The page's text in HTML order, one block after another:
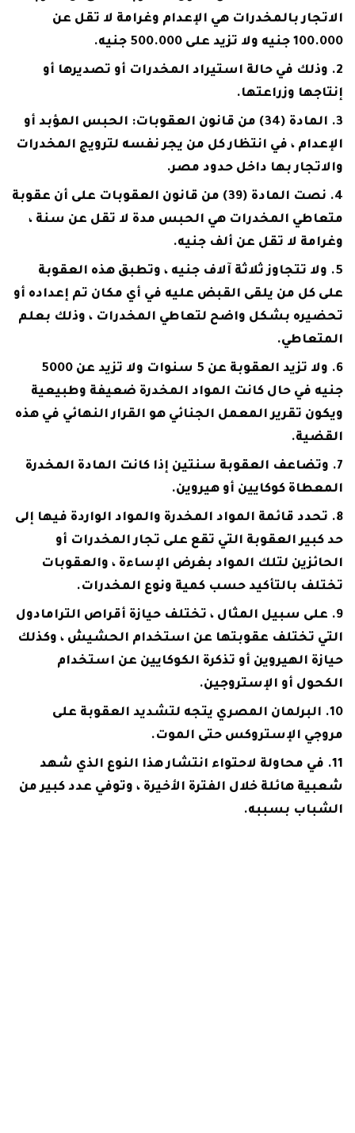
الاتجار بالمخدرات هي الإعدام وغرامة لا تقل عن
100.000 جنيه ولا تزيد على 500.000 جنيه.
وذلك في حالة استيراد المخدرات أو تصديرها أو
إنتاجها وزراعتها.
المادة (34) من قانون العقوبات: الحبس المؤبد أو
الإعدام ، في انتظار كل من يجر نفسه لترويج المخدرات
والاتجار بها داخل حدود مصر.
نصت المادة (39) من قانون العقوبات على أن عقوبة
متعاطي المخدرات هي الحبس مدة لا تقل عن سنة ،
وغرامة لا تقل عن ألف جنيه.
ولا تتجاوز ثلاثة آلاف جنيه ، وتطبق هذه العقوبة
على كل من يلقى القبض عليه في أي مكان تم إعداده أو
تحضيره بشكل واضح لتعاطي المخدرات ، وذلك بعلم
المتعاطي.
ولا تزيد العقوبة عن 5 سنوات ولا تزيد عن 5000
جنيه في حال كانت المواد المخدرة ضعيفة وطبيعية
ويكون تقرير المعمل الجنائي هو القرار النهائي في هذه
القضية.
وتضاعف العقوبة سنتين إذا كانت المادة المخدرة
المعطاة كوكايين أو هيروين.
تحدد قائمة المواد المخدرة والمواد الواردة فيها إلى
حد كبير العقوبة التي تقع على تجار المخدرات أو
الحائزين لتلك المواد بغرض الإساءة ، والعقوبات
تختلف بالتأكيد حسب كمية ونوع المخدرات.
على سبيل المثال ، تختلف حيازة أقراص الترامادول
التي تختلف عقوبتها عن استخدام الحشيش ، وكذلك
حيازة الهيروين أو تذكرة الكوكايين عن استخدام
الكحول أو الإستروجين.
البرلمان المصري يتجه لتشديد العقوبة على
مروجي الإستروكس حتى الموت.
في محاولة لاحتواء انتشار هذا النوع الذي شهد
شعبية هائلة خلال الفترة الأخيرة ، وتوفي عدد كبير من
الشباب بسببه.